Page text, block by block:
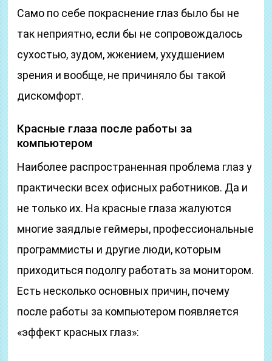
Само по себе покраснение глаз было бы не
так неприятно, если бы не сопровождалось
сухостью, зудом, жжением, ухудшением
зрения и вообще, не причиняло бы такой
дискомфорт.
Красные глаза после работы за
компьютером
Наиболее распространенная проблема глаз у
практически всех офисных работников. Да и
не только их. На красные глаза жалуются
многие заядлые геймеры, профессиональные
программисты и другие люди, которым
приходиться подолгу работать за монитором.
Есть несколько основных причин, почему
после работы за компьютером появляется
«эффект красных глаз»: